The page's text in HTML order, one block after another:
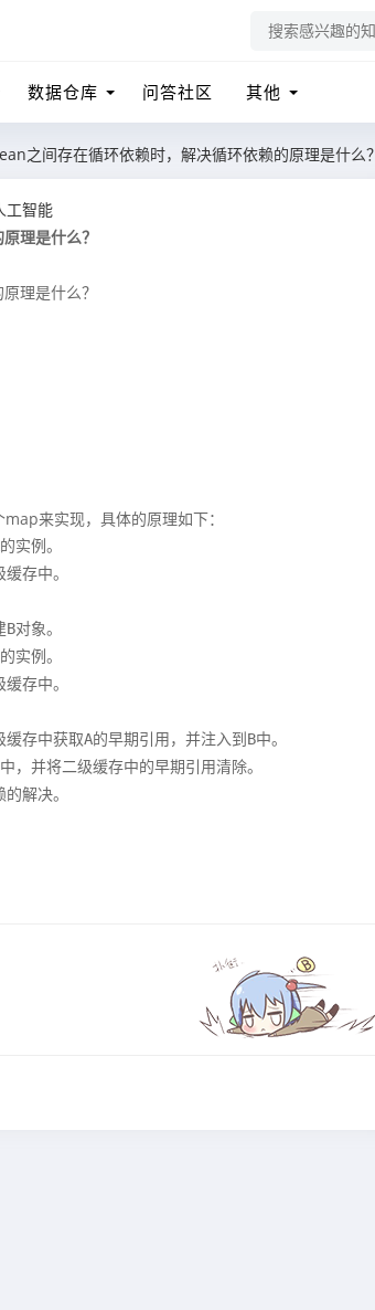
数据仓库 问答社区 其他
之间存在循环依赖时，解决循环依赖的原理是什么？
工智能
理是什么？
理是什么？
来实现，具体的原理如下：
实例。
存中。
对象。
实例。
存中。
存中获取A的早期引用，并注入到B中。
，并将二级缓存中的早期引用清除。
解决。